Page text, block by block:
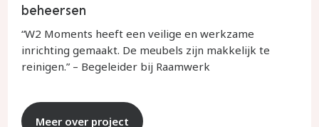
beheersen
“W2 Moments heeft een veilige en werkzame
inrichting gemaakt. De meubels zijn makkelijk te
reinigen.” – Begeleider bij Raamwerk
Meer over project